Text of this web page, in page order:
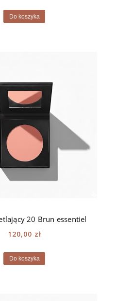
Do koszyka
20 Brun essentiel
120,00 zł
Do koszyka